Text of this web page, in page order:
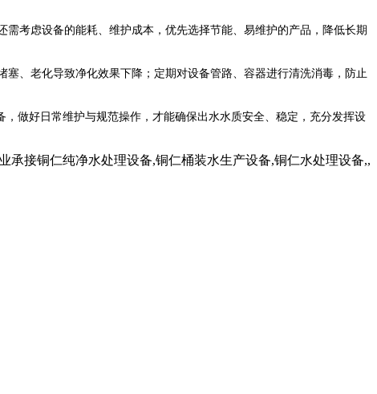
考虑设备的能耗、维护成本，优先选择节能、易维护的产品，降低长期
、老化导致净化效果下降；定期对设备管路、容器进行清洗消毒，防止
做好日常维护与规范操作，才能确保出水水质安全、稳定，充分发挥设
接铜仁纯净水处理设备,铜仁桶装水生产设备,铜仁水处理设备,,